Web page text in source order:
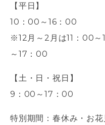
【平日】
10：00～16：00
※12月～2月は11：00
～17：00
【土・日・祝日】
9：00～17：00
特別期間：春休み・お